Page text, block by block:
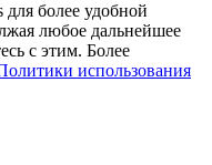
более удобной
любое дальнейшее
с этим. Более
использования